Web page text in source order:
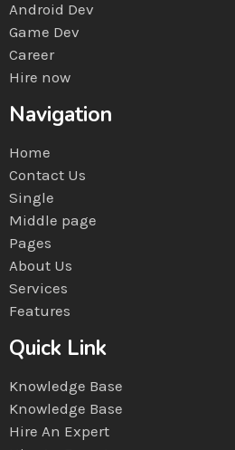
Android Dev
Game Dev
Career
Hire now
Navigation
Home
Contact Us
Single
Middle page
Pages
About Us
Services
Features
Quick Link
Knowledge Base
Knowledge Base
Hire An Expert